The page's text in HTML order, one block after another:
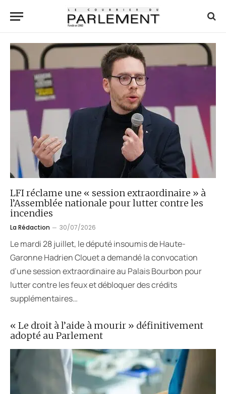
« Le droit à l’aide à mourir » définitivement
adopté au Parlement
LFI réclame une « session extraordinaire » à
l’Assemblée nationale pour lutter contre les
incendies
La Rédaction 30/07/2026
Le mardi 28 juillet, le député insoumis de Haute-
Garonne Hadrien Clouet a demandé la convocation
d’une session extraordinaire au Palais Bourbon pour
lutter contre les feux et débloquer des crédits
supplémentaires…